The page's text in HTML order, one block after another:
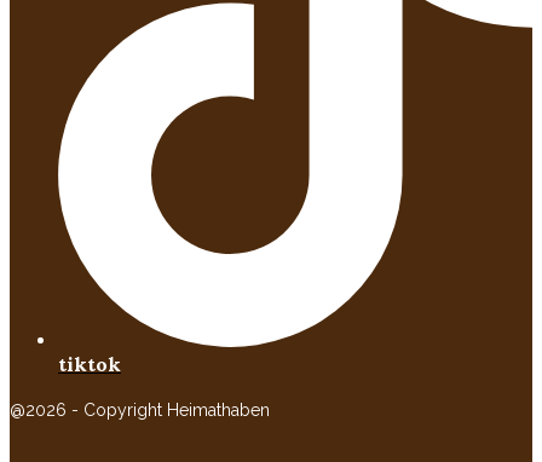
tiktok
@2026 - Copyright Heimathaben